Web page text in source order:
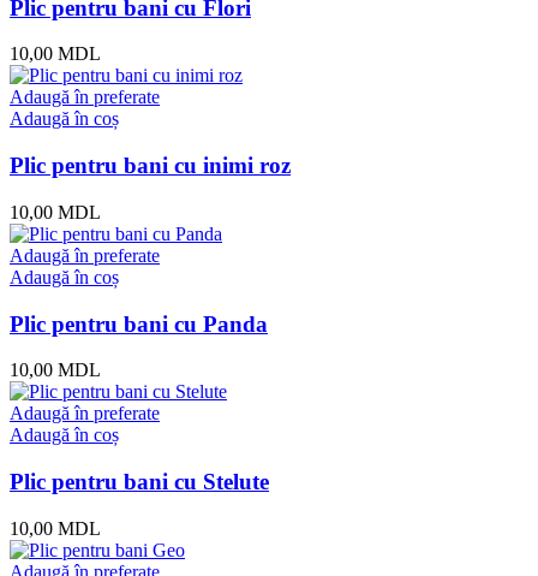
Plic pentru bani cu Flori
10,00 MDL
Adaugă în preferate
Adaugă în coș
Plic pentru bani cu inimi roz
10,00 MDL
Adaugă în preferate
Adaugă în coș
Plic pentru bani cu Panda
10,00 MDL
Adaugă în preferate
Adaugă în coș
Plic pentru bani cu Stelute
10,00 MDL
Adaugă în preferate